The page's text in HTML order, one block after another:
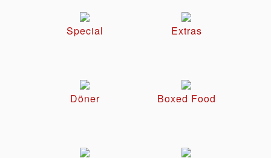
Special Extras
Döner Boxed Food